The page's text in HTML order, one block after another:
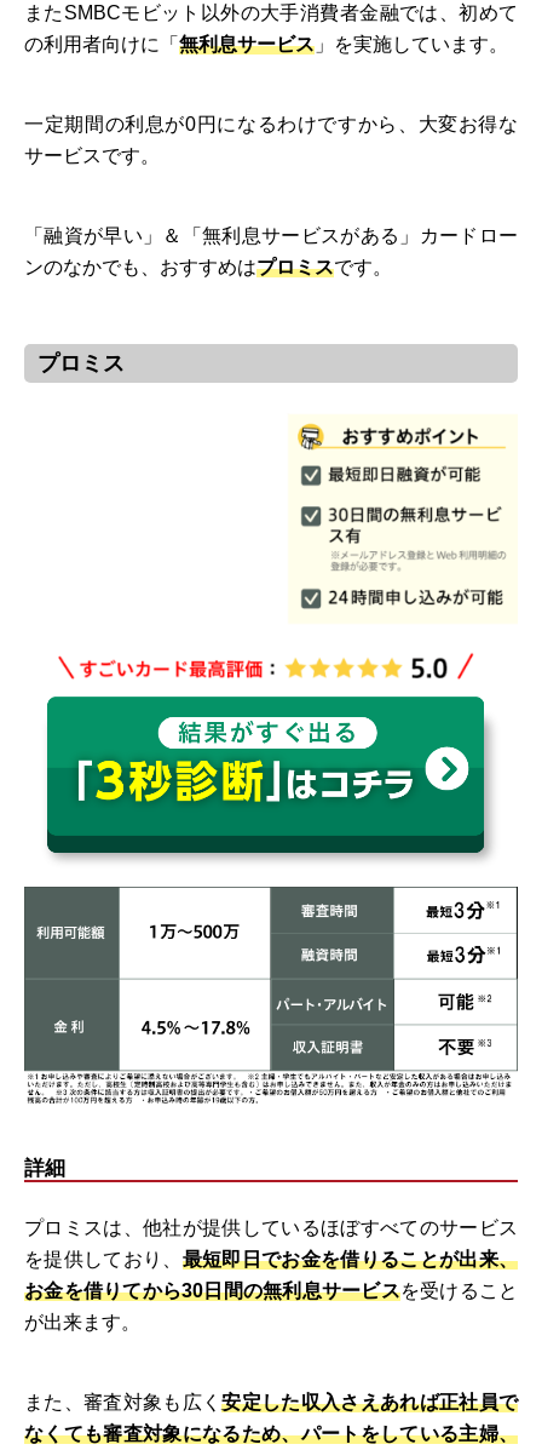
またSMBCモビット以外の大手消費者金融では、初めて
の利用者向けに「 無利息サービス 」を実施しています。
一定期間の利息が0円になるわけですから、大変お得な
サービスです。
「融資が早い」＆「無利息サービスがある」カードロー
ンのなかでも、おすすめはプロミスです。
プロミス
詳細
プロミスは、他社が提供しているほぼすべてのサービス
を提供しており、 最短即日でお金を借りることが出来、
お金を借りてから30日間の無利息サービスを受けること
が出来ます。
また、審査対象も広く安定した収入さえあれば正社員で
なくても審査対象になるため、パートをしている主婦、